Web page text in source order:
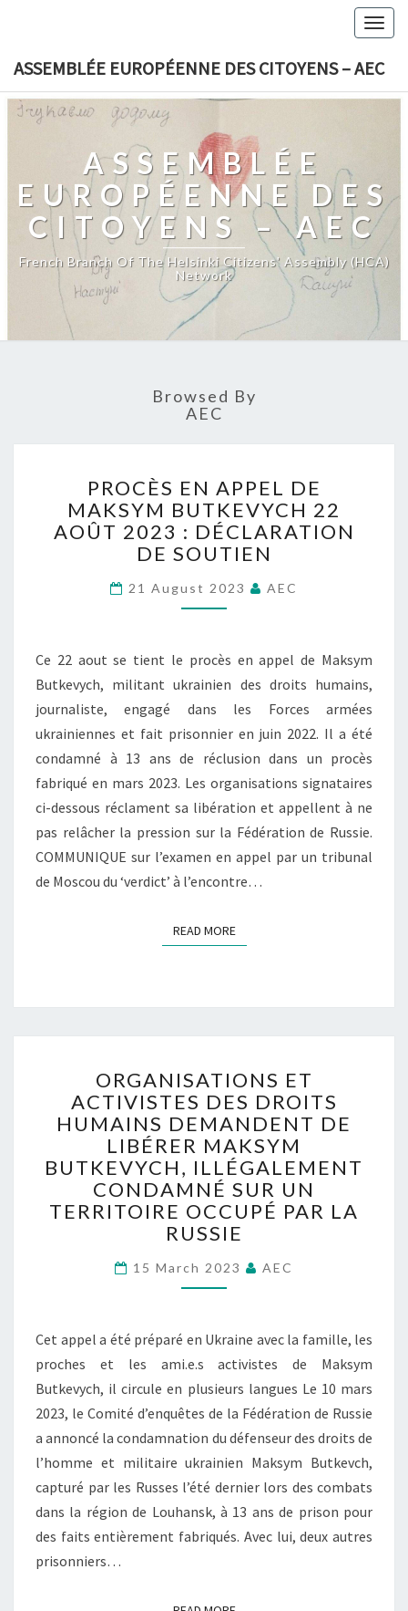
ASSEMBLÉE EUROPÉENNE DES CITOYENS – AEC
ASSEMBLÉE
EUROPÉENNE DES
CITOYENS – AEC
French Branch Of The Helsinki Citizens' Assembly (HCA)
Network
Browsed By
AEC
R
O
C
È
E
N
P
E
L
D
E
A
K
S
Y
B
T
K
Y
2
2
A
O
Û
T
2
0
2
:
D
C
R
A
T
O
N
D
E
PROCÈS EN APPEL DE
MAKSYM BUTKEVYCH 22
AOÛT 2023 : DÉCLARATION
DE SOUTIEN
21 August 2023 AEC
Ce 22 aout se tient le procès en appel de Maksym
Butkevych, militant ukrainien des droits humains,
journaliste, engagé dans les Forces armées
ukrainiennes et fait prisonnier en juin 2022. Il a été
condamné à 13 ans de réclusion dans un procès
fabriqué en mars 2023. Les organisations signataires
ci-dessous réclament sa libération et appellent à ne
pas relâcher la pression sur la Fédération de Russie.
COMMUNIQUE sur l’examen en appel par un tribunal
de Moscou du ‘verdict’ à l’encontre…
READ MOREREAD MORE
R
G
A
N
S
A
T
I
O
T
C
I
V
I
S
T
E
S
S
ORGANISATIONS ET
ACTIVISTES DES DROITS
HUMAINS DEMANDENT DE
LIBÉRER MAKSYM
BUTKEVYCH, ILLÉGALEMENT
CONDAMNÉ SUR UN
TERRITOIRE OCCUPÉ PAR LA
RUSSIE
15 March 2023 AEC
Cet appel a été préparé en Ukraine avec la famille, les
proches et les ami.e.s activistes de Maksym
Butkevych, il circule en plusieurs langues Le 10 mars
2023, le Comité d’enquêtes de la Fédération de Russie
a annoncé la condamnation du défenseur des droits de
l’homme et militaire ukrainien Maksym Butkevch,
capturé par les Russes l’été dernier lors des combats
dans la région de Louhansk, à 13 ans de prison pour
des faits entièrement fabriqués. Avec lui, deux autres
prisonniers…